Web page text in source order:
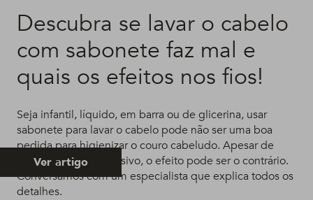
Descubra se lavar o cabelo
com sabonete faz mal e
quais os efeitos nos fios!
Seja infantil, líquido, em barra ou de glicerina, usar
sabonete para lavar o cabelo pode não ser uma boa
pedida para higienizar o couro cabeludo. Apesar de
parecer menos agressivo, o efeito pode ser o contrário.
Conversamos com um especialista que explica todos os
detalhes.
Ver artigo